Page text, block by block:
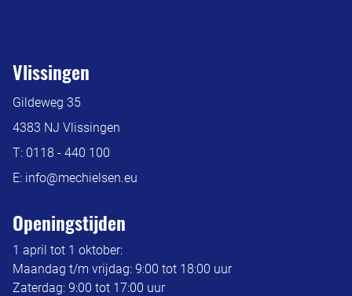
Vlissingen
Gildeweg 35
4383 NJ Vlissingen
T: 0118 - 440 100
E: info@mechielsen.eu
Openingstijden
1 april tot 1 oktober:
Maandag t/m vrijdag: 9:00 tot 18:00 uur
Zaterdag: 9:00 tot 17:00 uur